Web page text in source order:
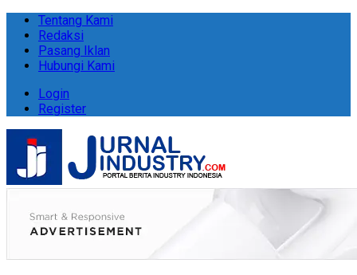
Tentang Kami
Redaksi
Pasang Iklan
Hubungi Kami
Login
Register